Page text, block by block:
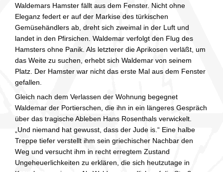
Waldemars Hamster fällt aus dem Fenster. Nicht ohne
Eleganz federt er auf der Markise des türkischen
Gemüsehändlers ab, dreht sich zweimal in der Luft und
landet in den Pfirsichen. Waldemar verfolgt den Flug des
Hamsters ohne Panik. Als letzterer die Aprikosen verläßt, um
das Weite zu suchen, erhebt sich Waldemar von seinem
Platz. Der Hamster war nicht das erste Mal aus dem Fenster
gefallen.
Gleich nach dem Verlassen der Wohnung begegnet
Waldemar der Portierschen, die ihn in ein längeres Gespräch
über das tragische Ableben Hans Rosenthals verwickelt.
„Und niemand hat gewusst, dass der Jude is.“ Eine halbe
Treppe tiefer verstellt ihm sein griechischer Nachbar den
Weg und versucht ihm in recht erregtem Zustand
Ungeheuerlichkeiten zu erklären, die sich heutzutage in